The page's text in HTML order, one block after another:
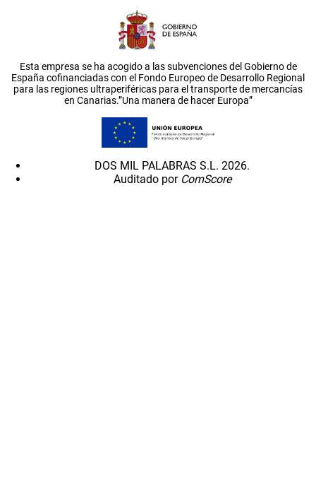
Esta empresa se ha acogido a las subvenciones del Gobierno de
España cofinanciadas con el Fondo Europeo de Desarrollo Regional
para las regiones ultraperiféricas para el transporte de mercancías
en Canarias.”Una manera de hacer Europa”
DOS MIL PALABRAS S.L. 2026.
Auditado por ComScore